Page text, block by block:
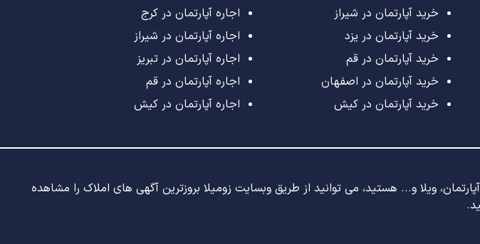
خرید آپارتمان در شیراز
خرید آپارتمان در یزد
خرید آپارتمان در قم
خرید آپارتمان در اصفهان
خرید آپارتمان در کیش
اجاره آپارتمان در کرج
اجاره آپارتمان در شیراز
اجاره آپارتمان در تبریز
اجاره آپارتمان در قم
اجاره آپارتمان در کیش
ویلا و... هستید، می توانید از طریق وبسایت زومیلا بروزترین آگهی های املاک را مشاهده